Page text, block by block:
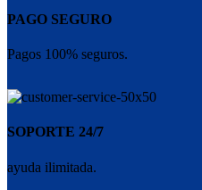
PAGO SEGURO
Pagos 100% seguros.
SOPORTE 24/7
ayuda ilimitada.